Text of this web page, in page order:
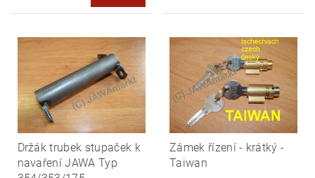
Držák trubek stupaček k
navaření JAWA Typ
Zámek řízení - krátký -
Taiwan